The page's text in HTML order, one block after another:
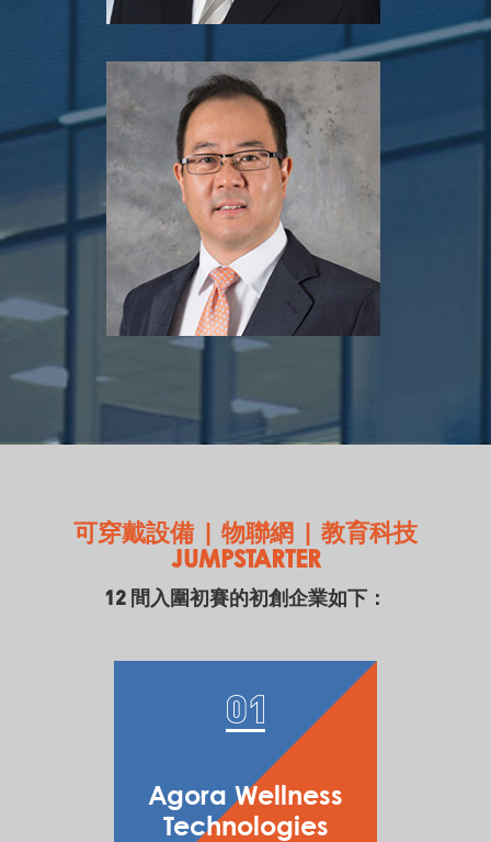
曹嘉泰
創始合夥人／管理合夥人
戈壁創投
可穿戴設備 | 物聯網 | 教育科技
JUMPSTARTER
12 間入圍初賽的初創企業如下：
Agora Wellness
Technologies